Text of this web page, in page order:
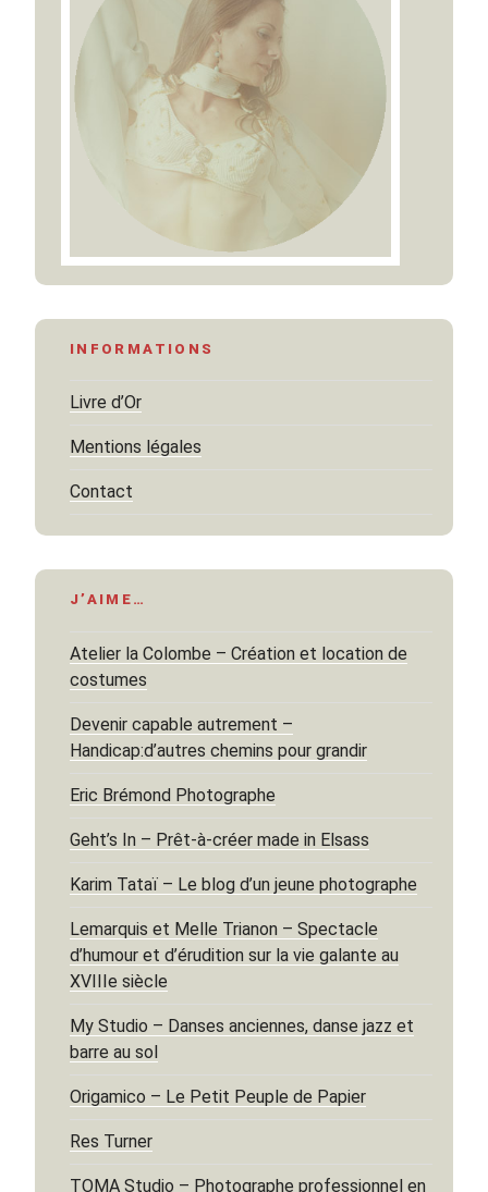
INFORMATIONS
Livre d’Or
Mentions légales
Contact
J’AIME…
Atelier la Colombe – Création et location de
costumes
Devenir capable autrement –
Handicap:d’autres chemins pour grandir
Eric Brémond Photographe
Geht’s In – Prêt-à-créer made in Elsass
Karim Tataï – Le blog d’un jeune photographe
Lemarquis et Melle Trianon – Spectacle
d’humour et d’érudition sur la vie galante au
XVIIIe siècle
My Studio – Danses anciennes, danse jazz et
barre au sol
Origamico – Le Petit Peuple de Papier
Res Turner
TOMA Studio – Photographe professionnel en